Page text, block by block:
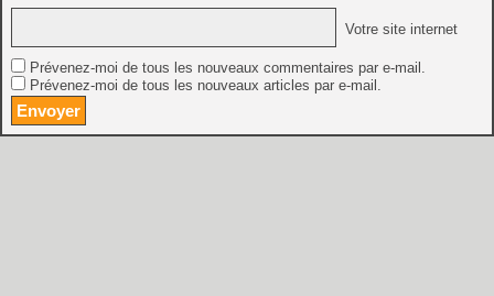
Votre site internet
Prévenez-moi de tous les nouveaux commentaires par e-mail.
Prévenez-moi de tous les nouveaux articles par e-mail.